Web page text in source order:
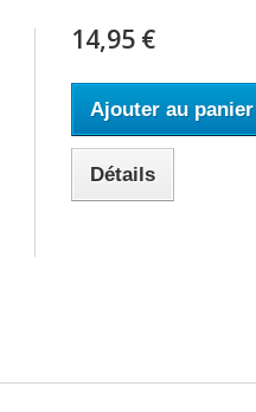
14,95 €
Ajouter au panier
Détails